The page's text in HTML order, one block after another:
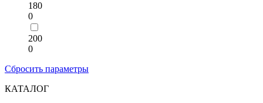
180
0
200
0
Сбросить параметры
КАТАЛОГ